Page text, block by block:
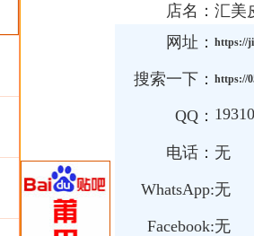
店名： 汇美
网址： https://
搜索一下： https://
QQ：
电话： 无
WhatsApp:无
Facebook:无